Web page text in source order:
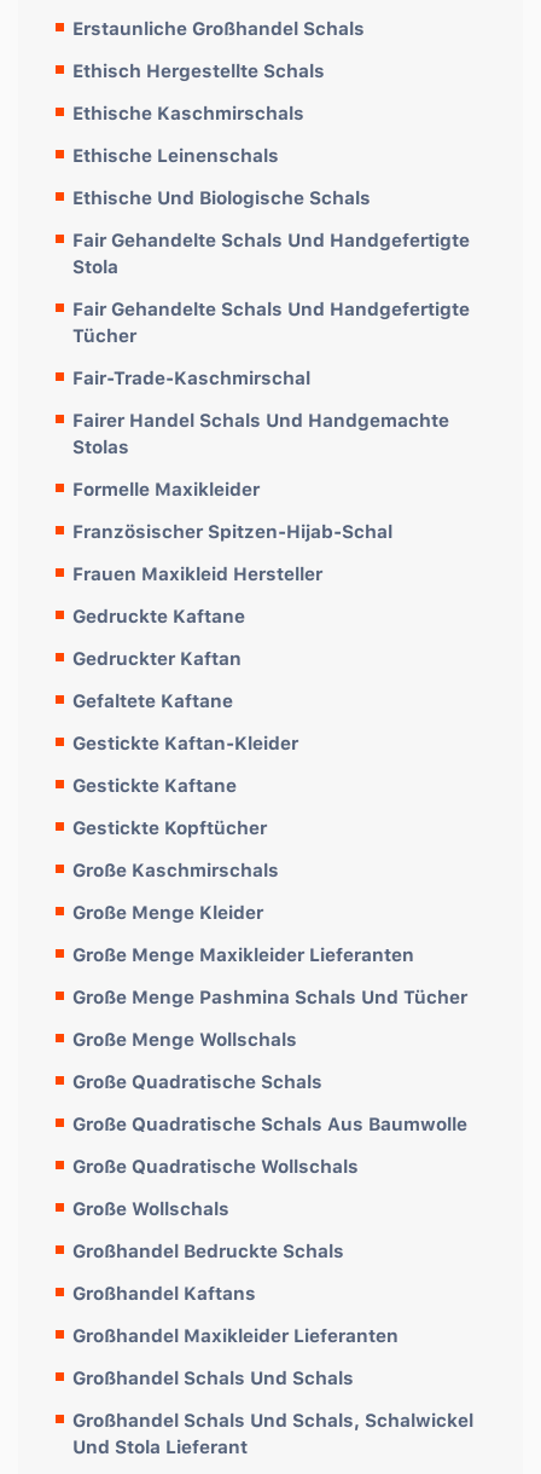
Erstaunliche Großhandel Schals
Ethisch Hergestellte Schals
Ethische Kaschmirschals
Ethische Leinenschals
Ethische Und Biologische Schals
Fair Gehandelte Schals Und Handgefertigte
Stola
Fair Gehandelte Schals Und Handgefertigte
Tücher
Fair-Trade-Kaschmirschal
Fairer Handel Schals Und Handgemachte
Stolas
Formelle Maxikleider
Französischer Spitzen-Hijab-Schal
Frauen Maxikleid Hersteller
Gedruckte Kaftane
Gedruckter Kaftan
Gefaltete Kaftane
Gestickte Kaftan-Kleider
Gestickte Kaftane
Gestickte Kopftücher
Große Kaschmirschals
Große Menge Kleider
Große Menge Maxikleider Lieferanten
Große Menge Pashmina Schals Und Tücher
Große Menge Wollschals
Große Quadratische Schals
Große Quadratische Schals Aus Baumwolle
Große Quadratische Wollschals
Große Wollschals
Großhandel Bedruckte Schals
Großhandel Kaftans
Großhandel Maxikleider Lieferanten
Großhandel Schals Und Schals
Großhandel Schals Und Schals, Schalwickel
Und Stola Lieferant